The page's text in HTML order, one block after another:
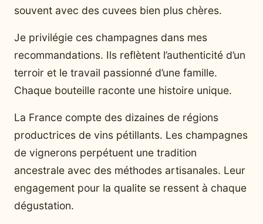
souvent avec des cuvees bien plus chères.
Je privilégie ces champagnes dans mes
recommandations. Ils reflètent l’authenticité d’un
terroir et le travail passionné d’une famille.
Chaque bouteille raconte une histoire unique.
La France compte des dizaines de régions
productrices de vins pétillants. Les champagnes
de vignerons perpétuent une tradition
ancestrale avec des méthodes artisanales. Leur
engagement pour la qualite se ressent à chaque
dégustation.